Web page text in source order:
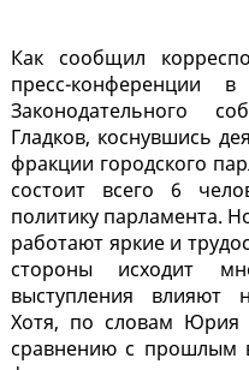
Как сообщил
пресс-конференции
Законодательного
Гладков, коснувшись
фракции городского
состоит всего 6
политику парламента.
работают яркие и
стороны исходит
выступления влияют
Хотя, по словам Юрия
сравнению с прошлым